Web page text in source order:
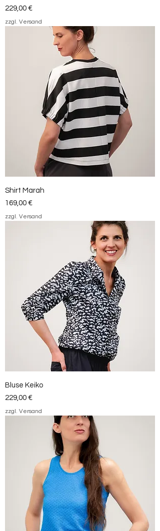
Preis
229,00 €
zzgl. Versand
Shirt Marah
Preis
169,00 €
zzgl. Versand
Bluse Keiko
Preis
229,00 €
zzgl. Versand